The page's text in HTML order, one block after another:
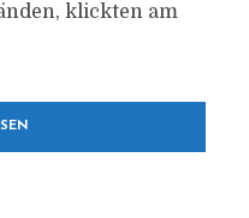
klickten am